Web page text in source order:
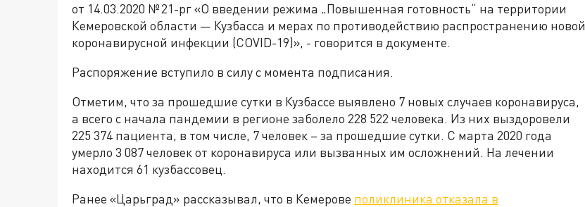
от 14.03.2020 № 21-рг «О введении режима „Повышенная готовность“ на территории
Кемеровской области — Кузбасса и мерах по противодействию распространению новой
коронавирусной инфекции (COVID-19)», - говорится в документе.
Распоряжение вступило в силу с момента подписания.
Отметим, что за прошедшие сутки в Кузбассе выявлено 7 новых случаев коронавируса,
а всего с начала пандемии в регионе заболело 228 522 человека. Из них выздоровели
225 374 пациента, в том числе, 7 человек – за прошедшие сутки. С марта 2020 года
умерло 3 087 человек от коронавируса или вызванных им осложнений. На лечении
находится 61 кузбассовец.
Ранее «Царьград» рассказывал, что в Кемерове поликлиника отказала в